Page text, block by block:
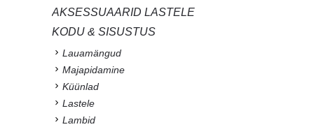
AKSESSUAARID LASTELE
KODU & SISUSTUS
Lauamängud
Majapidamine
Küünlad
Lastele
Lambid